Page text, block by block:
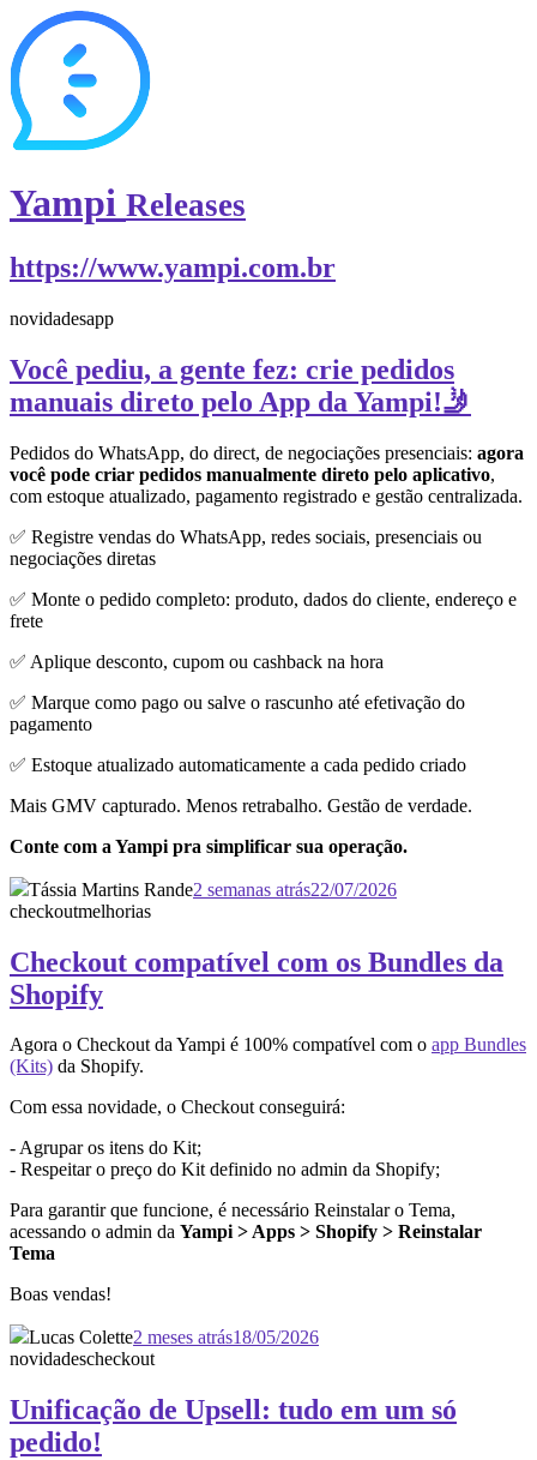
Yampi Releases
https://www.yampi.com.br
novidadesapp
Você pediu, a gente fez: crie pedidos
manuais direto pelo App da Yampi!🤳
Pedidos do WhatsApp, do direct, de negociações presenciais: agora
você pode criar pedidos manualmente direto pelo aplicativo,
com estoque atualizado, pagamento registrado e gestão centralizada.
✅ Registre vendas do WhatsApp, redes sociais, presenciais ou
negociações diretas
✅ Monte o pedido completo: produto, dados do cliente, endereço e
frete
✅ Aplique desconto, cupom ou cashback na hora
✅ Marque como pago ou salve o rascunho até efetivação do
pagamento
✅ Estoque atualizado automaticamente a cada pedido criado
Mais GMV capturado. Menos retrabalho. Gestão de verdade.
Conte com a Yampi pra simplificar sua operação.
Tássia Martins Rande2 semanas atrás22/07/2026
checkoutmelhorias
Checkout compatível com os Bundles da
Shopify
Agora o Checkout da Yampi é 100% compatível com o app Bundles
(Kits) da Shopify.
Com essa novidade, o Checkout conseguirá:
- Agrupar os itens do Kit;
- Respeitar o preço do Kit definido no admin da Shopify;
Para garantir que funcione, é necessário Reinstalar o Tema,
acessando o admin da Yampi > Apps > Shopify > Reinstalar
Tema
Boas vendas!
Lucas Colette2 meses atrás18/05/2026
novidadescheckout
Unificação de Upsell: tudo em um só
pedido!